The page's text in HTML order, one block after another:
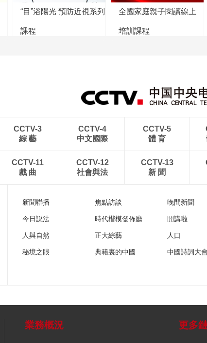
“目”浴陽光 預防近視系列
課程
全國家庭親子閱讀線上
培訓課程
CCTV-3
綜 藝
CCTV-4
中文國際
CCTV-5
體 育
CCTV-11
戲 曲
CCTV-12
社會與法
CCTV-13
新 聞
新聞聯播 焦點訪談 晚間新聞
今日説法 時代楷模發佈廳 開講啦
人與自然 正大綜藝 人口
秘境之眼 典籍裏的中國 中國詩詞大會
業務概況 更多